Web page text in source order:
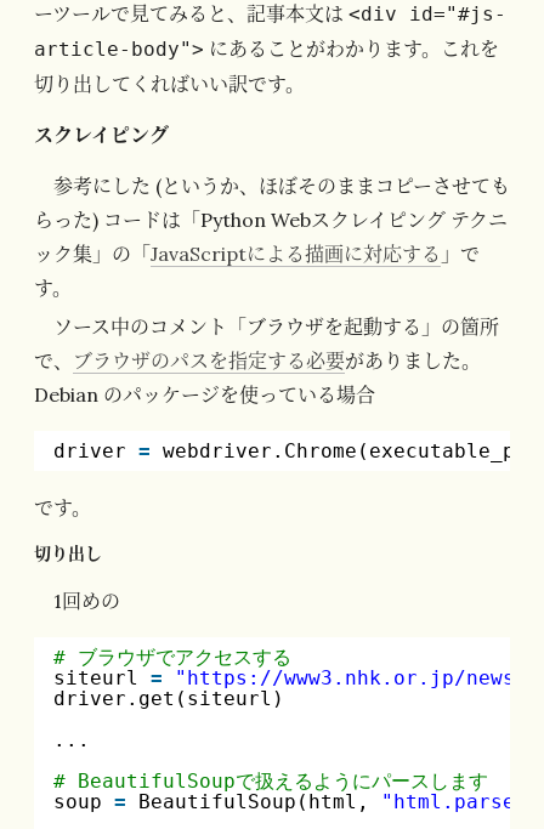
ーツールで見てみると、記事本文は <div id="#js-
article-body"> にあることがわかります。これを
切り出してくればいい訳です。
スクレイピング
参考にした (というか、ほぼそのままコピーさせても
らった) コードは「Python Webスクレイピング テクニ
ック集」の「 JavaScriptによる描画に対応する 」で
す。
ソース中のコメント「ブラウザを起動する」の箇所
で、 ブラウザのパスを指定する必要がありました。
Debian のパッケージを使っている場合
driver =
です。
切り出し
1回めの
# ブラウザでアクセスする
siteurl = " https://www3.nhk.or.jp/news/
driver.get(siteurl)
...
# BeautifulSoupで扱えるようにパースします
soup = BeautifulSoup(html, "html.parser"